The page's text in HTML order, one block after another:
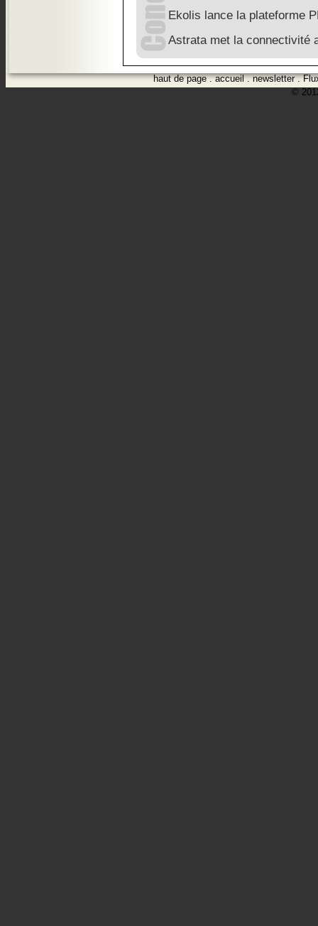
Ekolis lance la plateforme
Astrata met la connectivité
haut de page.accueil.newsletter.
©